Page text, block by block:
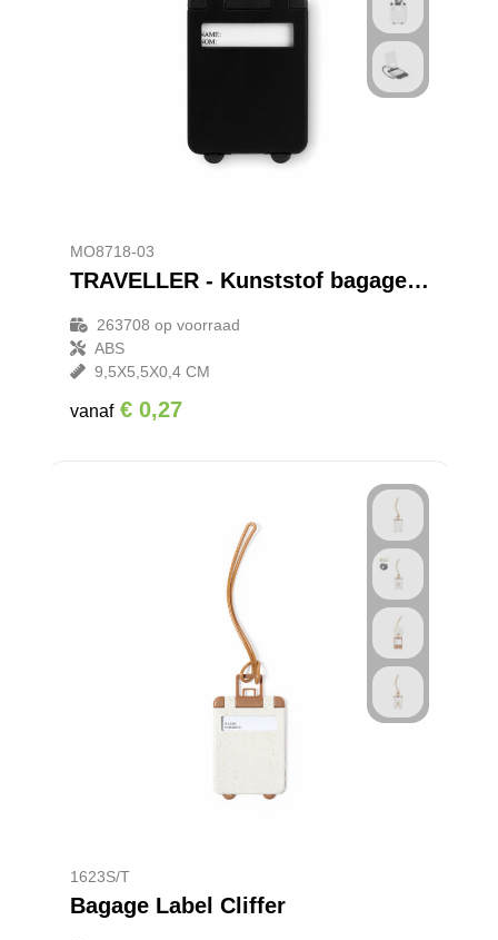
MO8718-03
TRAVELLER - Kunststof bagagelabel
263708 op voorraad
ABS
9,5X5,5X0,4 CM
vanaf € 0,27
1623S/T
Bagage Label Cliffer